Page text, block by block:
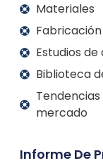
Materiales
Estudios de
Biblioteca
mercado
Informe De